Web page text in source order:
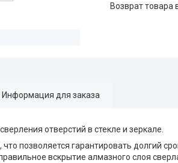
возврат
Информация для заказа
отверстий в стекле и зеркале.
позволяется гарантировать долгий
вскрытие алмазного слоя